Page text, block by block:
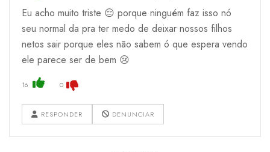
Eu acho muito triste 😔 porque ninguém faz isso nó
seu normal da pra ter medo de deixar nossos filhos
netos sair porque eles não sabem ó que espera vendo
ele parece ser de bem 😢
16 0
RESPONDER DENUNCIAR